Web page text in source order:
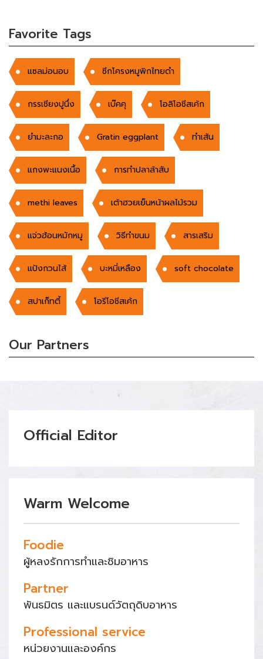
Favorite Tags
แซลม่อนอบ ซีกโครงหมูพิกไทยดำ
กรรเชียงปูนึ่ง เบ๊คคุ โอลิโอชีสเค้ก
ยำมะละกอ Gratin eggplant ทำเส้น
แกงพะแนงเนื้อ การทำปลาล้าสับ
methi leaves เต้าฮวยเย็นหน้าผลไม้รวม
แจ่วฮ้อนหมักหมู วิธีทำขนม สารเสริม
แป้งกวนไส้ บะหมี่เหลือง soft chocolate
สปาเก็ทตี้ โอรีโอชีสเค้ก
Our Partners
Official Editor
Warm Welcome
Foodie
ผู้หลงรักการทำและชิมอาหาร
Partner
พันธมิตร และแบรนด์วัตถุดิบอาหาร
Professional service
หน่วยงานและองค์กร